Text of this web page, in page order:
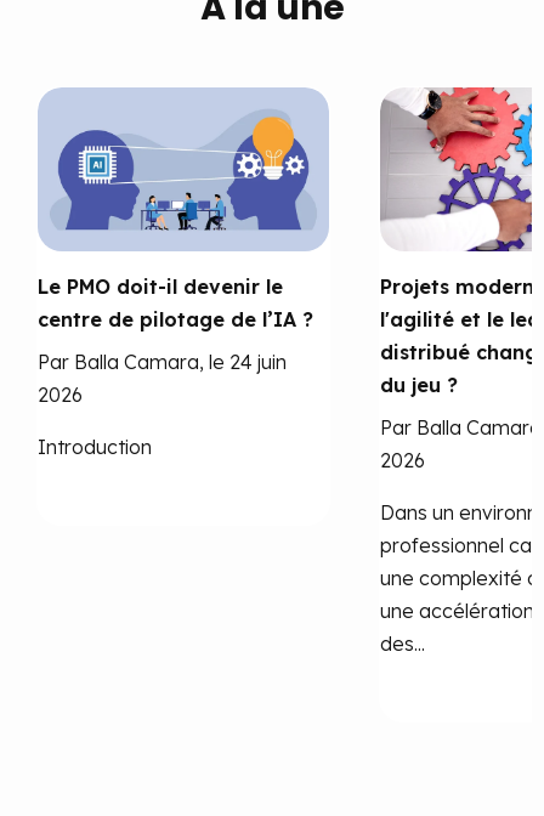
Le PMO doit-il devenir le
centre de pilotage de l’IA ?
Par Balla Camara, le 24 juin
2026
Introduction
Projets
l'agilité et le
distribué
du jeu ?
Par Balla
2026
Dans un
professionnel
une complexité
une accélération
des...